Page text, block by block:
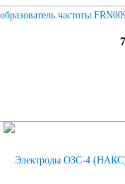
частоты